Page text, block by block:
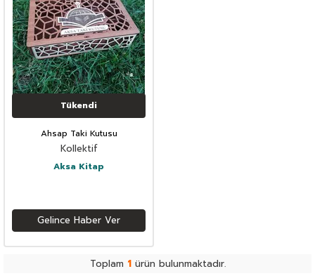
Tükendi
Ahsap Taki Kutusu
Kollektif
Aksa Kitap
Gelince Haber Ver
Toplam 1ürün bulunmaktadır.